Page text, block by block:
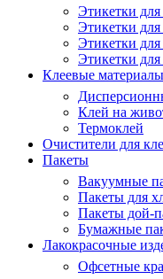
Этикетки
Этикетки
Этикетки
Этикетки
Клеевые материалы
Клей на
Термоклей
Очистители для
Пакеты
Вакуумные
Пакеты для
Пакеты дой-
Бумажные
Лакокрасочные
Офсетные